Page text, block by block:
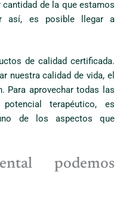
de la que estamos
así, es posible llegar a
de calidad certificada.
nuestra calidad de vida, el
Para aprovechar todas las
terapéutico, es
de los aspectos que
podemos